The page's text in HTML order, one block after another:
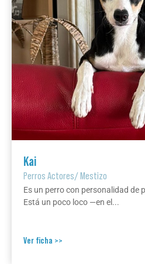
Kai
Perros Actores/Mestizo
Es un perro con personalidad de
Está un poco loco —en el...
Ver ficha >>